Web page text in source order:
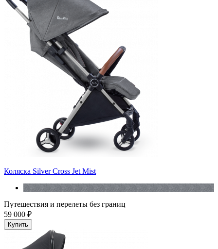
Коляска Silver Cross Jet Mist
Путешествия и перелеты без границ
59 000 ₽
Купить